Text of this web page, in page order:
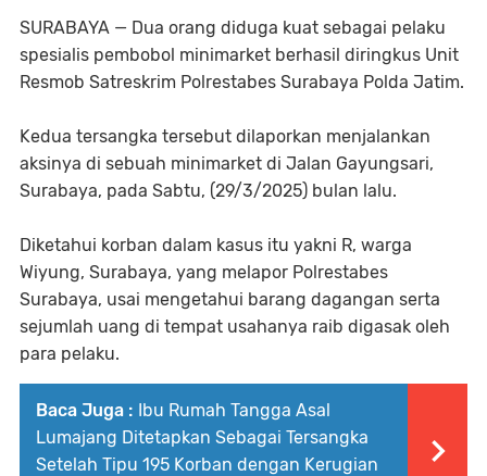
SURABAYA — Dua orang diduga kuat sebagai pelaku
spesialis pembobol minimarket berhasil diringkus Unit
Resmob Satreskrim Polrestabes Surabaya Polda Jatim.
Kedua tersangka tersebut dilaporkan menjalankan
aksinya di sebuah minimarket di Jalan Gayungsari,
Surabaya, pada Sabtu, (29/3/2025) bulan lalu.
Diketahui korban dalam kasus itu yakni R, warga
Wiyung, Surabaya, yang melapor Polrestabes
Surabaya, usai mengetahui barang dagangan serta
sejumlah uang di tempat usahanya raib digasak oleh
para pelaku.
Baca Juga : Ibu Rumah Tangga Asal
Lumajang Ditetapkan Sebagai Tersangka
Setelah Tipu 195 Korban dengan Kerugian